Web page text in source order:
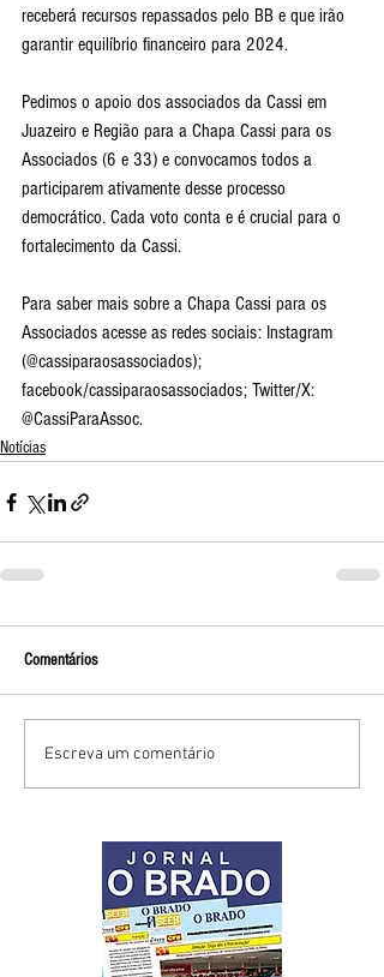
receberá recursos repassados pelo BB e que irão
garantir equilíbrio financeiro para 2024.
Pedimos o apoio dos associados da Cassi em
Juazeiro e Região para a Chapa Cassi para os
Associados (6 e 33) e convocamos todos a
participarem ativamente desse processo
democrático. Cada voto conta e é crucial para o
fortalecimento da Cassi.
Para saber mais sobre a Chapa Cassi para os
Associados acesse as redes sociais: Instagram
(@cassiparaosassociados);
facebook/cassiparaosassociados; Twitter/X:
@CassiParaAssoc.
Notícias
Comentários
Escreva um comentário